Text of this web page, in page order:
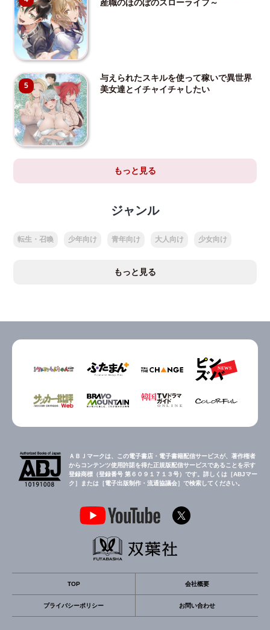
産職のほのぼのスローライフ～
5
与えられたスキルを使って稼いで異世界
美女達とイチャイチャしたい
もっと見る
ジャンル
転生・召喚 少年向け 青年向け 大人向け 少女向け
もっと見る
ＡＢＪマークは、この電子書店・電子書籍配信サービスが、著作権者
からコンテンツ使用許諾を得た正規版配信サービスであることを示す
登録商標（登録番号 第６０９１７１３号）です。詳しくは［ABJマー
ク］または［電子出版制作・流通協議会］で検索してください。
TOP 会社概要
プライバシーポリシー お問い合わせ